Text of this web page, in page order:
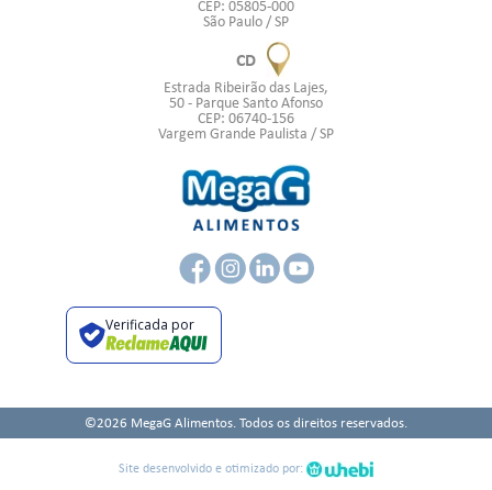
CEP: 05805-000
São Paulo / SP
CD
Estrada Ribeirão das Lajes,
50 - Parque Santo Afonso
CEP: 06740-156
Vargem Grande Paulista / SP
Verificada por
©2026 MegaG Alimentos. Todos os direitos reservados.
Site desenvolvido e otimizado por: